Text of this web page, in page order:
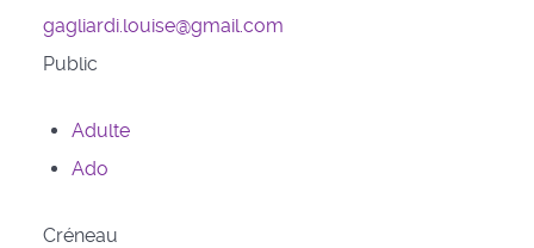
gagliardi.louise@gmail.com
Public
Adulte
Ado
Créneau